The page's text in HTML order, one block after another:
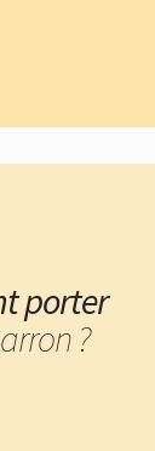
porter
?